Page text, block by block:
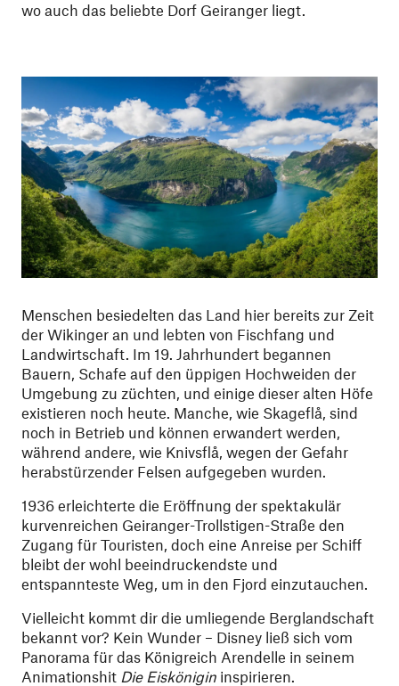
wo auch das beliebte Dorf Geiranger liegt.
Menschen besiedelten das Land hier bereits zur Zeit
der Wikinger an und lebten von Fischfang und
Landwirtschaft. Im 19. Jahrhundert begannen
Bauern, Schafe auf den üppigen Hochweiden der
Umgebung zu züchten, und einige dieser alten Höfe
existieren noch heute. Manche, wie Skageflå, sind
noch in Betrieb und können erwandert werden,
während andere, wie Knivsflå, wegen der Gefahr
herabstürzender Felsen aufgegeben wurden.
1936 erleichterte die Eröffnung der spektakulär
kurvenreichen Geiranger-Trollstigen-Straße den
Zugang für Touristen, doch eine Anreise per Schiff
bleibt der wohl beeindruckendste und
entspannteste Weg, um in den Fjord einzutauchen.
Vielleicht kommt dir die umliegende Berglandschaft
bekannt vor? Kein Wunder – Disney ließ sich vom
Panorama für das Königreich Arendelle in seinem
Animationshit Die Eiskönigin inspirieren.